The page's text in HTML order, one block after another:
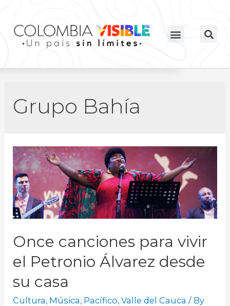
Grupo Bahía
Once canciones para vivir
el Petronio Álvarez desde
su casa
Cultura, Música, Pacífico,Valle del Cauca / By